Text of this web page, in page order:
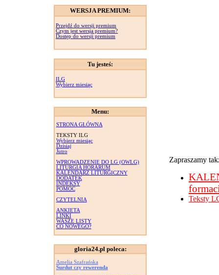
WERSJA PREMIUM:
Przejdź do wersji premium
Czym jest wersja premium?
Dostęp do wersji premium
Tu jesteś:
ILG
Wybierz miesiąc
Menu:
STRONA GŁÓWNA
TEKSTY ILG
Wybierz miesiąc
Dzisiaj
Jutro
WPROWADZENIE DO LG (OWLG)
LITURGIA HORARUM
KALENDARZ LITURGICZNY
DODATEK
INDEKSY
POMOC
CZYTELNIA
ANKIETA
LINKI
WASZE LISTY
CO NOWEGO?
gloria24.pl poleca:
Amelia Szafrańska
Surdut czy rewerenda
Zapraszamy
Teksty